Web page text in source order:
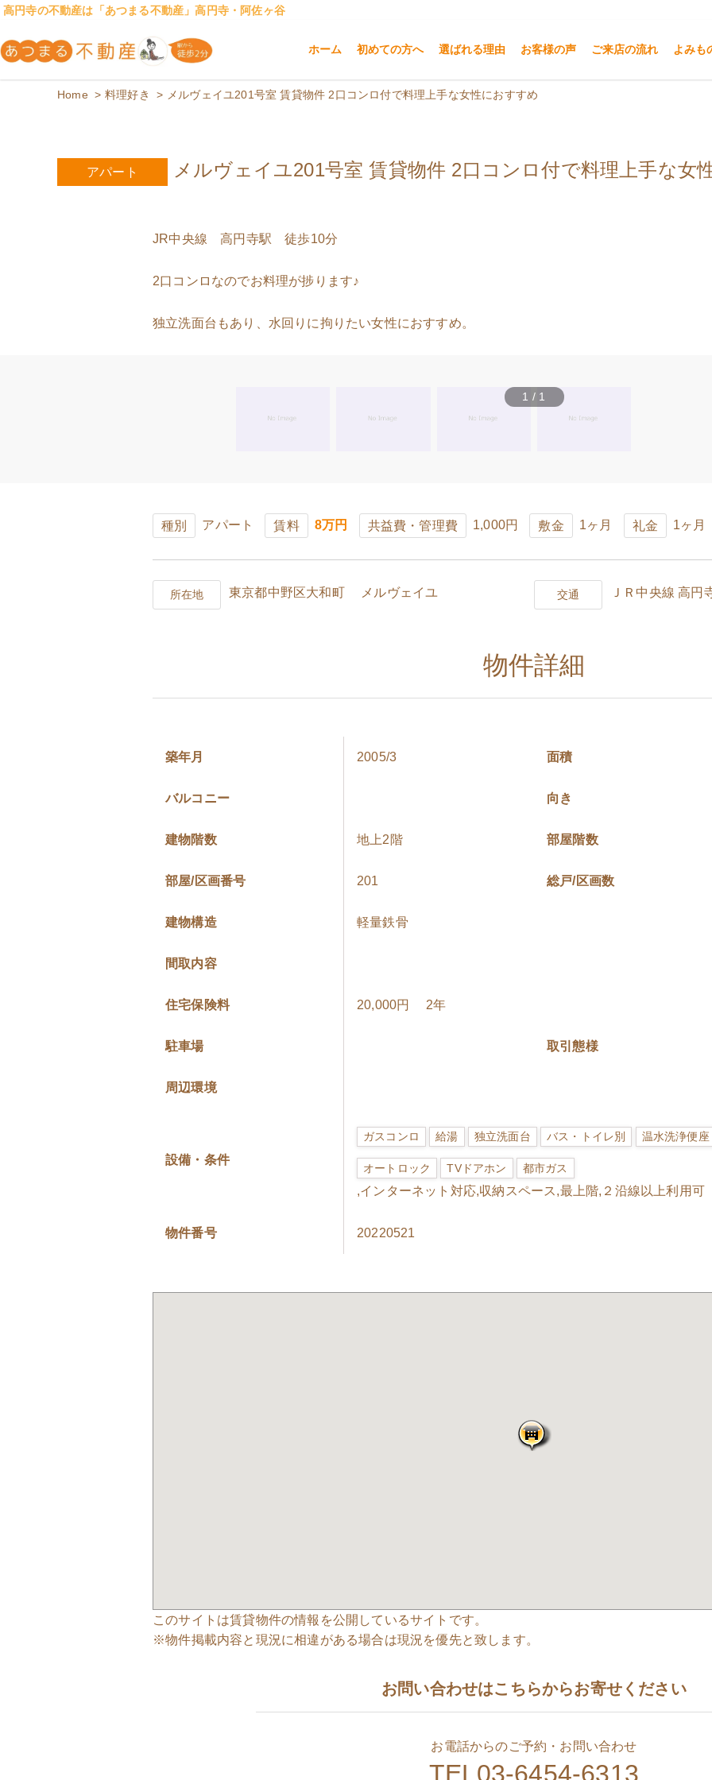
高円寺の不動産は「あつまる不動産」高円寺・阿佐ヶ谷
高円寺・阿佐ヶ谷の不動産は女性のためのあつまる不動産
高円寺・阿佐ヶ谷の女性専用の不動産屋
ホーム 初めての方へ 選ばれる理由 お客様の声 ご来店の流れ よみも
Home 料理好き メルヴェイユ201号室 賃貸物件 2口コンロ付で料理上手な女性におすすめ
アパート メルヴェイユ201号室 賃貸物件 2口コンロ付で料理上手な女
JR中央線 高円寺駅 徒歩10分
2口コンロなのでお料理が捗ります♪
独立洗面台もあり、水回りに拘りたい女性におすすめ。
1 / 1
種別 アパート 賃料 8万円 共益費・管理費 1,000円 敷金 1ヶ月 礼金 1ヶ月
所在地 東京都中野区大和町 メルヴェイユ 交通 ＪＲ中央線 高円
物件詳細
築年月 2005/3 面積
バルコニー 向き
建物階数 地上2階 部屋階数
部屋/区画番号 201 総戸/区画数
建物構造 軽量鉄骨
間取内容
住宅保険料 20,000円 2年
駐車場 取引態様
周辺環境
設備・条件
ガスコンロ 給湯 独立洗面台 バス・トイレ別 温水洗浄便座
オートロック TVドアホン 都市ガス
,インターネット対応,収納スペース,最上階,２沿線以上利用可
物件番号 20220521
このサイトは賃貸物件の情報を公開しているサイトです。
※物件掲載内容と現況に相違がある場合は現況を優先と致します。
お問い合わせはこちらからお寄せください
お電話からのご予約・お問い合わせ
TEL03-6454-6313